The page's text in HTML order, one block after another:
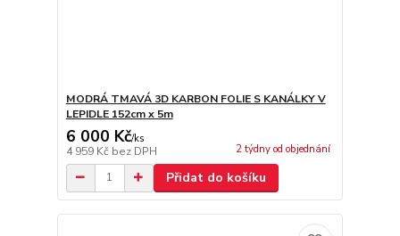
MODRÁ TMAVÁ 3D KARBON FOLIE S KANÁLKY V
LEPIDLE 152cm x 5m
6 000 Kč/ks
4 959 Kč bez DPH 2 týdny od objednání
Přidat do košíku